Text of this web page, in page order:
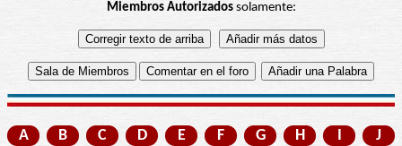
Miembros Autorizadossolamente:
A B C D E F G H I
J